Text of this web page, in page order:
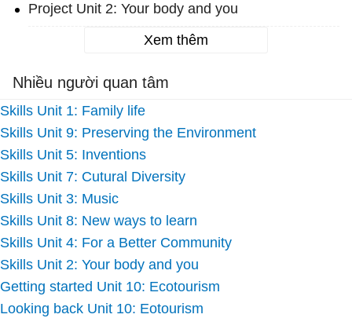
Project Unit 2: Your body and you
Xem thêm
Nhiều người quan tâm
Skills Unit 1: Family life
Skills Unit 9: Preserving the Environment
Skills Unit 5: Inventions
Skills Unit 7: Cutural Diversity
Skills Unit 3: Music
Skills Unit 8: New ways to learn
Skills Unit 4: For a Better Community
Skills Unit 2: Your body and you
Getting started Unit 10: Ecotourism
Looking back Unit 10: Eotourism